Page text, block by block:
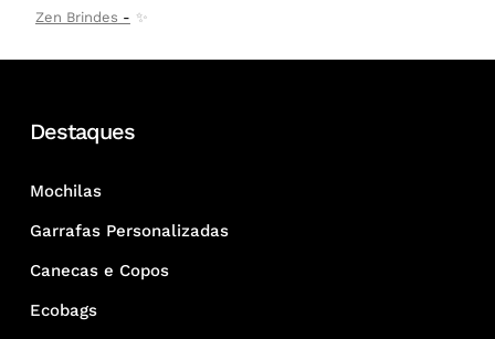
Zen Brindes
✨
Destaques
Mochilas
Garrafas Personalizadas
Canecas e Copos
Ecobags